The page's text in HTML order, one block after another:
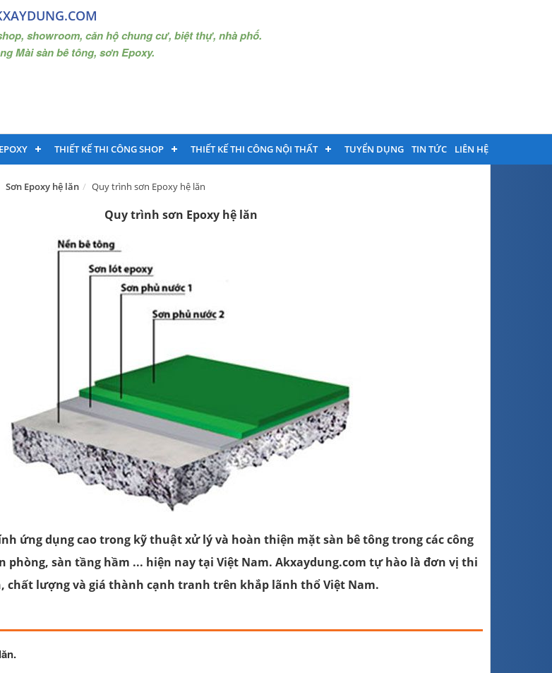
showroom, căn hộ chung cư, biệt thự, nhà phố.
Mài sàn bê tông, sơn Epoxy.
THIẾT KẾ THI CÔNG SHOP THIẾT KẾ THI CÔNG NỘI THẤT TUYỂN DỤNG TIN TỨC LIÊN HỆ
Sơn Epoxy hệ lăn Quy trình sơn Epoxy hệ lăn
Quy trình sơn Epoxy hệ lăn
ứng dụng cao trong kỹ thuật xử lý và hoàn thiện mặt sàn bê tông trong các công
phòng, sàn tầng hầm ... hiện nay tại Việt Nam. Akxaydung.com tự hào là đơn vị thi
chất lượng và giá thành cạnh tranh trên khắp lãnh thổ Việt Nam.